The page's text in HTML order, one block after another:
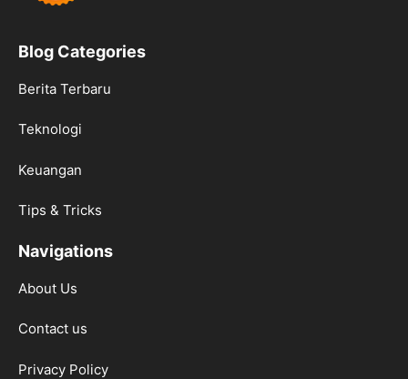
Blog Categories
Berita Terbaru
Teknologi
Keuangan
Tips & Tricks
Navigations
About Us
Contact us
Privacy Policy